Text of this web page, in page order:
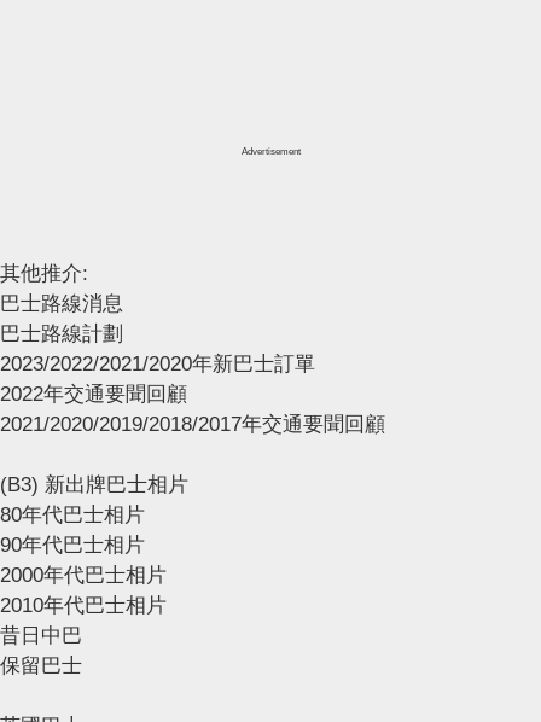
Advertisement
其他推介:
巴士路線消息
巴士路線計劃
2023/2022/2021/2020年新巴士訂單
2022年交通要聞回顧
2021/2020/2019/2018/2017年交通要聞回顧
(B3) 新出牌巴士相片
80年代巴士相片
90年代巴士相片
2000年代巴士相片
2010年代巴士相片
昔日中巴
保留巴士